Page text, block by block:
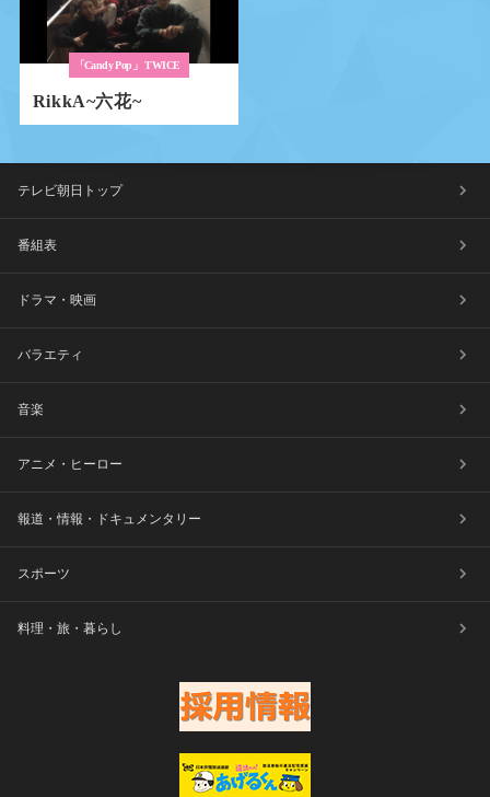
「Candy Pop」 TWICE
RikkA~六花~
テレビ朝日トップ
番組表
ドラマ・映画
バラエティ
音楽
アニメ・ヒーロー
報道・情報・ドキュメンタリー
スポーツ
料理・旅・暮らし